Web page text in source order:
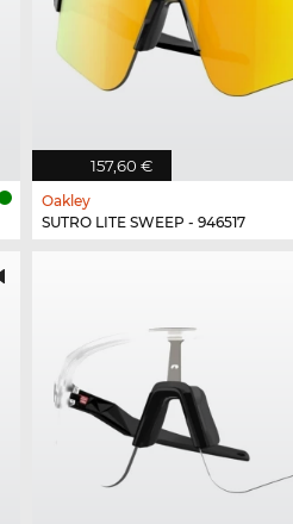
157,60 €
Oakley
SUTRO LITE SWEEP - 946517